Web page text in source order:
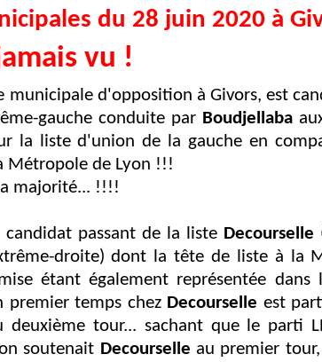
du 28 juin 2020 à
vu !
municipale d'opposition à Givors, est
gauche conduite par Boudjellaba
la liste d'union de la gauche en
Métropole de Lyon !!!
majorité... !!!!
passant de la liste Decourselle
droite) dont la tête de liste à la
étant également représentée
premier temps chez Decourselle est
tour... sachant que le parti
soutenait Decourselle au premier tour,